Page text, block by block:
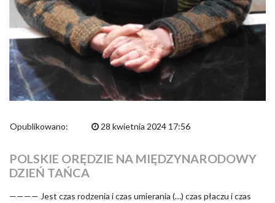
Opublikowano: 28 kwietnia 2024 17:56
POLSKIE ORĘDZIE NA MIĘDZYNARODOWY
DZIEŃ TAŃCA
———— Jest czas rodzenia i czas umierania (…) czas płaczu i czas